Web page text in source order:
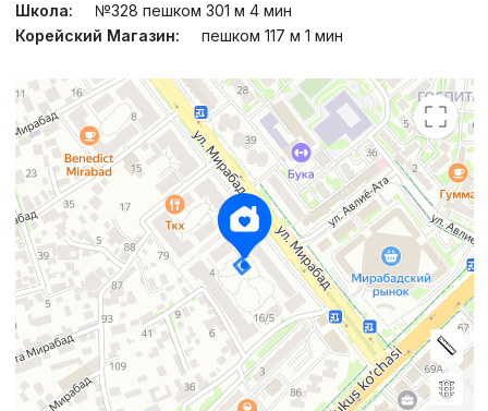
Школа:
№328 пешком 301 м 4 мин
Корейский Магазин:
пешком 117 м 1 мин